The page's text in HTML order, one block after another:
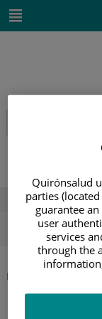
DESTACADOS
ola de calor
INICIO
|JAIME
Quirónsalud
parties
guarantee
user
services
through the